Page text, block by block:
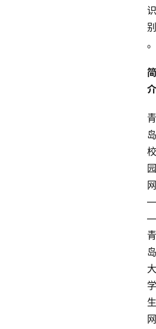
识
别
。
简
介
青
岛
校
园
网
—
—
青
岛
大
学
生
网